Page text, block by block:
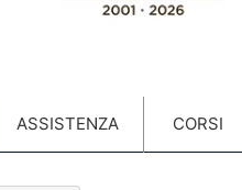
ASSISTENZA CORSI